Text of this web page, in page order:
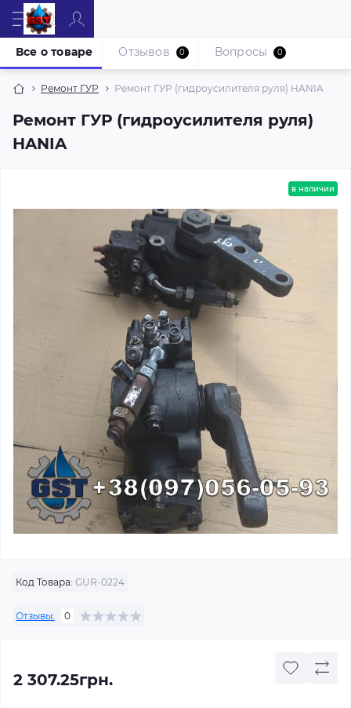
Ремонт ГУР Ремонт ГУР (гидроусилителя руля) HANIA
Ремонт ГУР (гидроусилителя руля)
HANIA
Все о товаре Отзывов 0 Вопросы 0
в наличии
Код Товара: GUR-0224
Отзывы: 0
2 307.25грн.